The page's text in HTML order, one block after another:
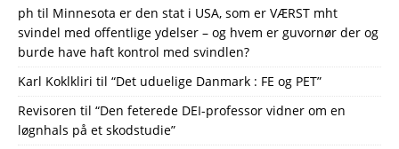
ph til Minnesota er den stat i USA, som er VÆRST mht
svindel med offentlige ydelser – og hvem er guvornør der og
burde have haft kontrol med svindlen?
Karl Koklkliri til “Det uduelige Danmark : FE og PET”
Revisoren til “Den feterede DEI-professor vidner om en
løgnhals på et skodstudie”